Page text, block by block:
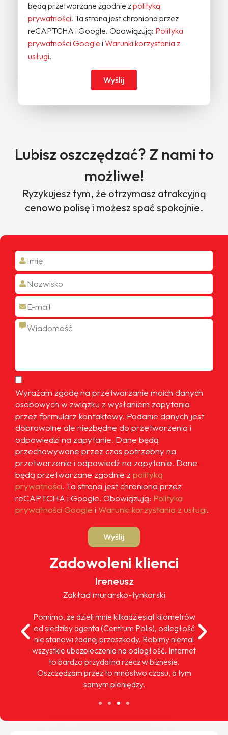
będą przetwarzane zgodnie zpolityką
prywatności. Ta strona jest chroniona przez
reCAPTCHA i Google. Obowiązują: Polityka
prywatności Google i Warunki korzystania z
usługi.
Wyślij
Lubisz oszczędzać? Z nami to
możliwe!
Ryzykujesz tym, że otrzymasz atrakcyjną
cenowo polisę i możesz spać spokojnie.
Wyrażam zgodę na przetwarzanie moich danych
osobowych w związku z wysłaniem zapytania
przez formularz kontaktowy. Podanie danych jest
dobrowolne ale niezbędne do przetworzenia i
odpowiedzi na zapytanie. Dane będą
przechowywane przez czas potrzebny na
przetworzenie i odpowiedź na zapytanie. Dane
będą przetwarzane zgodnie z polityką
prywatności. Ta strona jest chroniona przez
reCAPTCHA i Google. Obowiązują: Polityka
prywatności Google i Warunki korzystania z usługi.
Wyślij
Zadowoleni klienci
Ireneusz
Zakład murarsko-tynkarski
Pomimo, że dzieli mnie kilkadziesiąt kilometrów
od siedziby agenta (Centrum Polis), odległość
nie stanowi żadnej przeszkody. Robimy niemal
wszystkie ubezpieczenia na odległość. Internet
to bardzo przydatna rzecz w biznesie.
Oszczędzam przez to mnóstwo czasu, a tym
samym pieniędzy.